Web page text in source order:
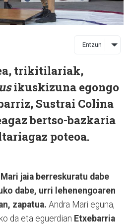
Entzun
trikitilariak,
ikuskizuna egongo
Sustrai Colina
bertso-bazkaria
poteoa.
jaia berreskuratu dabe
dabe, urri lehenengoaren
zapatua. Andra Mari eguna,
da eta eguerdian Etxebarria